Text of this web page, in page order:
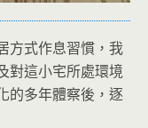
方式作息習慣，我
對這小宅所處環境
的多年體察後，逐